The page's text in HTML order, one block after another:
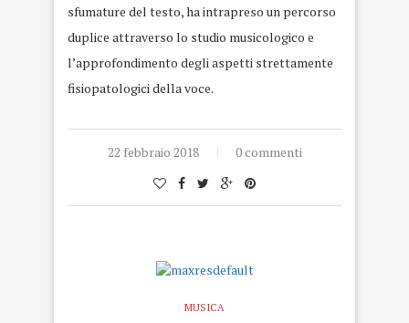
sfumature del testo, ha intrapreso un percorso
duplice attraverso lo studio musicologico e
l’approfondimento degli aspetti strettamente
fisiopatologici della voce.
22 febbraio 2018 0 commenti
MUSICA